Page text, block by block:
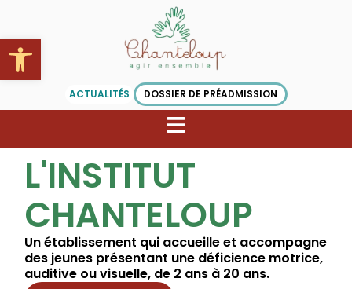
Ouvrir la barre d’outils
contenu
ACTUALITÉS DOSSIER DE PRÉADMISSION
L'INSTITUT
CHANTELOUP
Un établissement qui accueille et accompagne
des jeunes présentant une déficience motrice,
auditive ou visuelle, de 2 ans à 20 ans.